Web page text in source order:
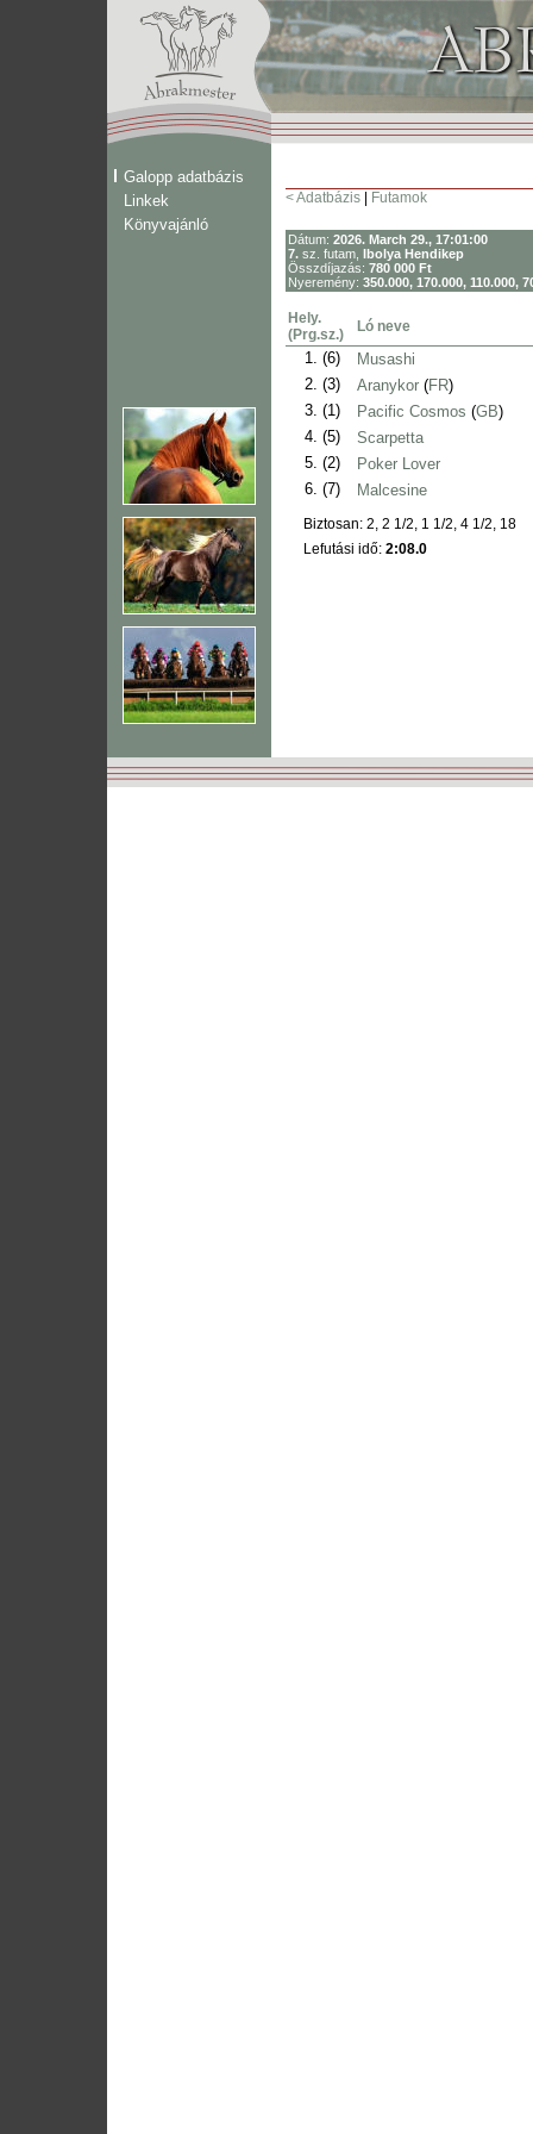
Galopp adatbázis
Linkek
Könyvajánló
< Adatbázis Futamok
Dátum: 2026. March 29., 17:01:00
7. sz. futam, Ibolya Hendikep
Összdíjazás: 780 000 Ft
Nyeremény: 350.000, 170.000, 110.000,
Hely.
(Prg.sz.)
Ló neve
1. (6)
Musashi
2. (3) Aranykor (FR)
3. (1) Pacific Cosmos (GB)
4. (5)
Scarpetta
5. (2)
Poker Lover
6. (7) Malcesine
Biztosan: 2, 2 1/2, 1 1/2, 4 1/2, 18
Lefutási idő: 2:08.0